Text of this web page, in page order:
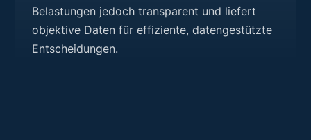
Belastungen jedoch transparent und liefert
objektive Daten für effiziente, datengestützte
Entscheidungen.